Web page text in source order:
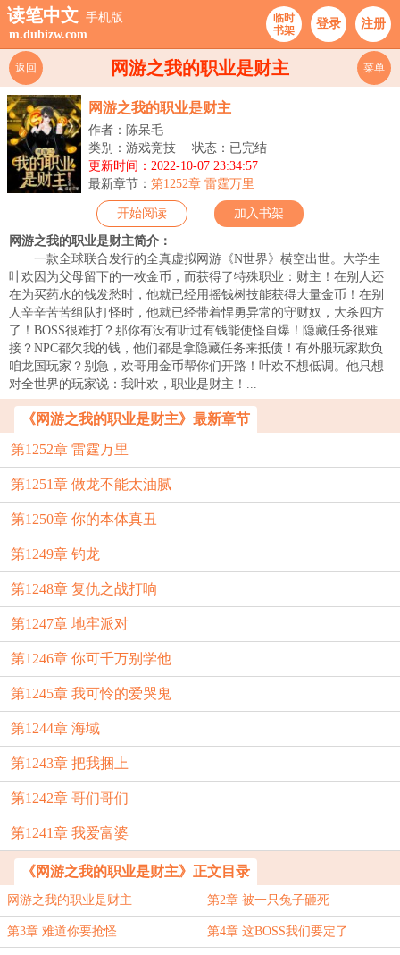
读笔中文 手机版
m.dubizw.com
临时
书架
登录 注册
网游之我的职业是财主
返回 菜单
网游之我的职业是财主
作者：陈呆毛
类别：游戏竞技
状态：已完结
更新时间：2022-10-07 23:34:57
最新章节： 第1252章 雷霆万里
开始阅读 加入书架
网游之我的职业是财主简介：
一款全球联合发行的全真虚拟网游《N世界》横空出世。大学生
叶欢因为父母留下的一枚金币，而获得了特殊职业：财主！在别人还
在为买药水的钱发愁时，他就已经用摇钱树技能获得大量金币！在别
人辛辛苦苦组队打怪时，他就已经带着悍勇异常的守财奴，大杀四方
了！BOSS很难打？那你有没有听过有钱能使怪自爆！隐藏任务很难
接？NPC都欠我的钱，他们都是拿隐藏任务来抵债！有外服玩家欺负
咱龙国玩家？别急，欢哥用金币帮你们开路！叶欢不想低调。他只想
对全世界的玩家说：我叶欢，职业是财主！...
《网游之我的职业是财主》最新章节
第1252章 雷霆万里
第1251章 做龙不能太油腻
第1250章 你的本体真丑
第1249章 钓龙
第1248章 复仇之战打响
第1247章 地牢派对
第1246章 你可千万别学他
第1245章 我可怜的爱哭鬼
第1244章 海域
第1243章 把我捆上
第1242章 哥们哥们
第1241章 我爱富婆
《网游之我的职业是财主》正文目录
网游之我的职业是财主 第2章 被一只兔子砸死
第3章 难道你要抢怪 第4章 这BOSS我们要定了